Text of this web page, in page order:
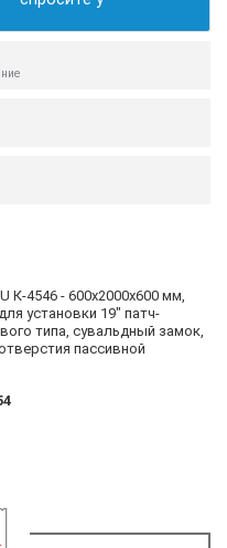
4546 - 600x2000x600 мм,
установки 19" патч-
типа, сувальдный замок,
пассивной